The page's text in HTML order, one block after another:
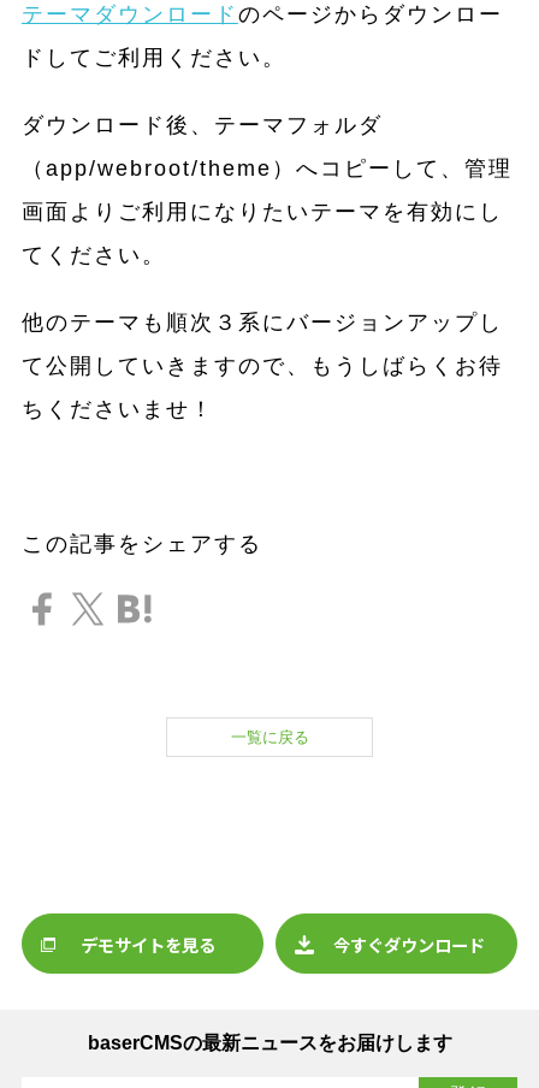
テーマダウンロード のページからダウンロー
ドしてご利用ください。
ダウンロード後、テーマフォルダ
（app/webroot/theme）へコピーして、管理
画面よりご利用になりたいテーマを有効にし
てください。
他のテーマも順次３系にバージョンアップし
て公開していきますので、もうしばらくお待
ちくださいませ！
この記事をシェアする
一覧に戻る
デモサイトを見る 今すぐダウンロード
baserCMSの最新ニュースをお届けします